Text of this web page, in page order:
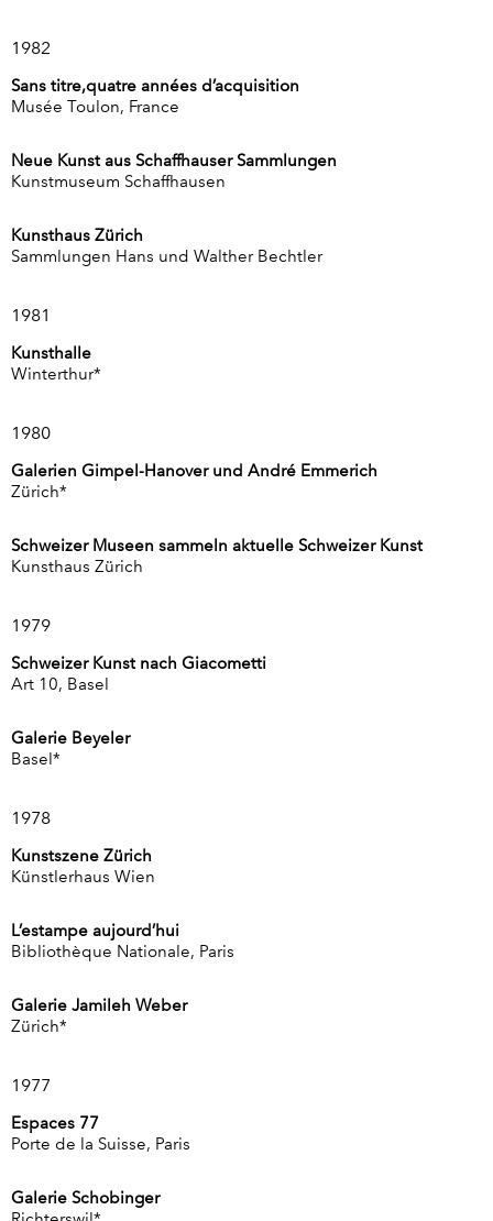
1982
Sans titre,quatre années d’acquisition
Musée Toulon, France
Neue Kunst aus Schaffhauser Sammlungen
Kunstmuseum Schaffhausen
Kunsthaus Zürich
Sammlungen Hans und Walther Bechtler
1981
Kunsthalle
Winterthur*
1980
Galerien Gimpel-Hanover und André Emmerich
Zürich*
Schweizer Museen sammeln aktuelle Schweizer Kunst
Kunsthaus Zürich
1979
Schweizer Kunst nach Giacometti
Art 10, Basel
Galerie Beyeler
Basel*
1978
Kunstszene Zürich
Künstlerhaus Wien
L’estampe aujourd’hui
Bibliothèque Nationale, Paris
Galerie Jamileh Weber
Zürich*
1977
Espaces 77
Porte de la Suisse, Paris
Galerie Schobinger